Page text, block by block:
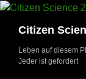
Zum
springen
Citizen
Leben auf diesem
Jeder ist gefordert